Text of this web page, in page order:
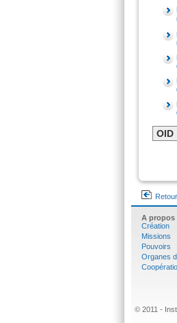
OID
Retour
A propos
Création
Missions
Pouvoirs
Organes
© 2011 -